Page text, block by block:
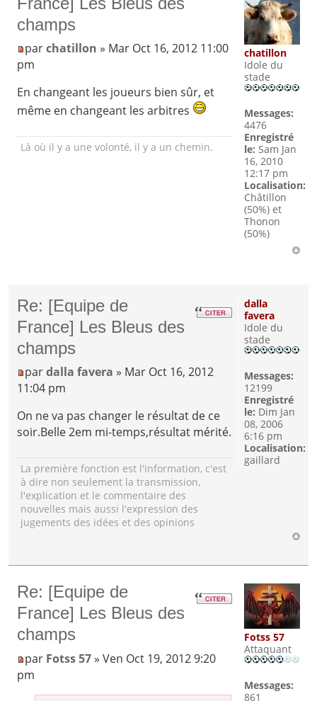
champs
parchatillon » Mar Oct 16, 2012 11:00
pm
En changeant les joueurs bien sûr, et
même en changeant les arbitres
Là où il y a une volonté, il y a un chemin.
chatillon
Idole du
stade
Messages:
4476
Enregistré
le: Sam Jan
16, 2010
12:17 pm
Localisation:
Châtillon
(50%) et
Thonon
(50%)
Re: [Equipe de
France] Les Bleus des
champs
pardalla favera » Mar Oct 16, 2012
11:04 pm
On ne va pas changer le résultat de ce
soir.Belle 2em mi-temps,résultat mérité.
La première fonction est l'information, c'est
à dire non seulement la transmission,
l'explication et le commentaire des
nouvelles mais aussi l'expression des
jugements des idées et des opinions
dalla
favera
Idole du
stade
Messages:
12199
Enregistré
le: Dim Jan
08, 2006
6:16 pm
Localisation:
gaillard
Re: [Equipe de
France] Les Bleus des
champs
par Fotss 57» Ven Oct 19, 2012 9:20
pm
Fotss 57
Attaquant
Messages:
861